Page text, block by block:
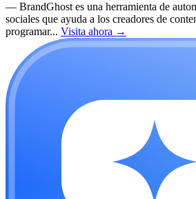
— BrandGhost es una herramienta de
sociales que ayuda a los creadores de
programar... Visita ahora →